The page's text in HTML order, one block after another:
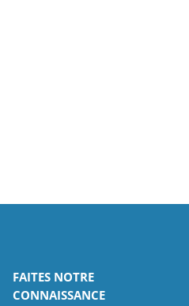
FAITES NOTRE
CONNAISSANCE